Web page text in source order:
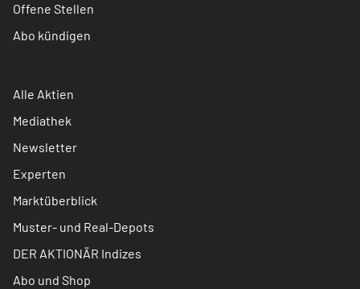
Offene Stellen
Abo kündigen
Alle Aktien
Mediathek
Newsletter
Experten
Marktüberblick
Muster- und Real-Depots
DER AKTIONÄR Indizes
Abo und Shop